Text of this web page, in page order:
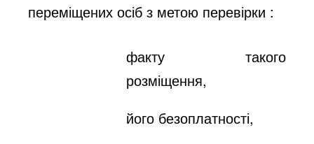
переміщених осіб з метою перевірки :
факту такого
розміщення,
його безоплатності,